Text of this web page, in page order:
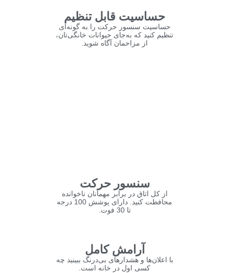
حساسیت قابل تنظیم
حساسیت سنسور حرکت را به گونه‌ای
تنظیم کنید که به‌جای حیوانات خانگی‌تان،
از مزاحمان آگاه شوید.
سنسور حرکت
از کل اتاق در برابر مهمانان ناخوانده
محافظت کنید. دارای پوشش 100 درجه
تا 30 فوت.
آرامش کامل
با اعلان‌ها و هشدارهای بی‌درنگ ببینید چه
کسی اول در خانه است.